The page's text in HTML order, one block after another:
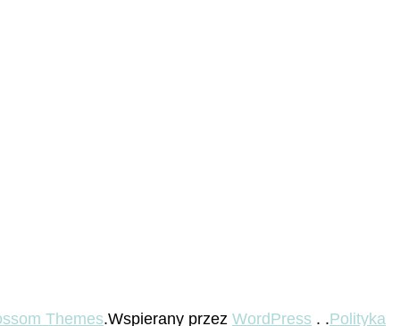
Themes.Wspierany przez WordPress . .Polityka